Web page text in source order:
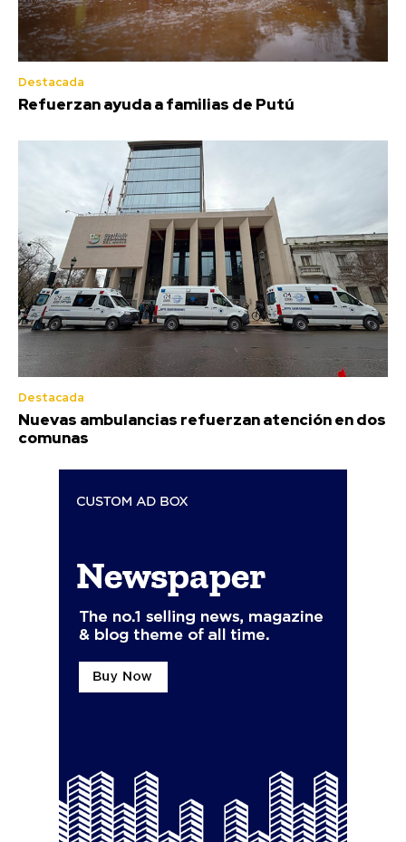
Destacada
Refuerzan ayuda a familias de Putú
Destacada
Nuevas ambulancias refuerzan atención en dos
comunas